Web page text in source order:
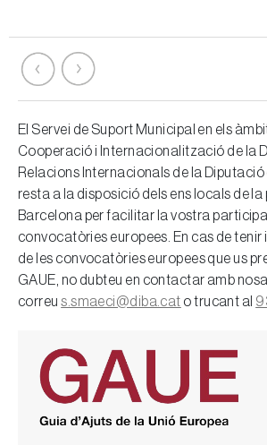
El Servei de Suport Municipal en els
Cooperació i Internacionalització de la
Relacions Internacionals de la
resta a la disposició dels ens locals de
Barcelona per facilitar la vostra
convocatòries europees. En cas de tenir
de les convocatòries europees que us
GAUE, no dubteu en contactar amb
correus.smaeci@diba.cat o trucant al